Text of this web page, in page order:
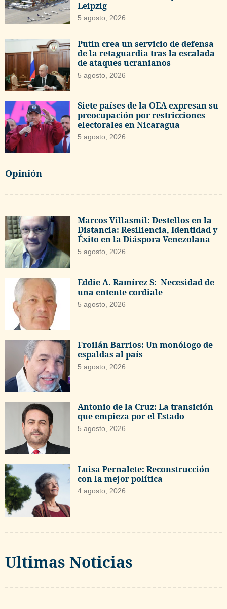
Leipzig
5 agosto, 2026
Putin crea un servicio de defensa
de la retaguardia tras la escalada
de ataques ucranianos
5 agosto, 2026
Siete países de la OEA expresan su
preocupación por restricciones
electorales en Nicaragua
5 agosto, 2026
Opinión
Marcos Villasmil: Destellos en la
Distancia: Resiliencia, Identidad y
Éxito en la Diáspora Venezolana
5 agosto, 2026
Eddie A. Ramírez S: Necesidad de
una entente cordiale
5 agosto, 2026
Froilán Barrios: Un monólogo de
espaldas al país
5 agosto, 2026
Antonio de la Cruz: La transición
que empieza por el Estado
5 agosto, 2026
Luisa Pernalete: Reconstrucción
con la mejor política
4 agosto, 2026
Ultimas Noticias